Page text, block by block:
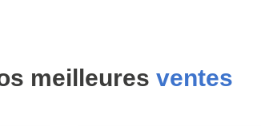
meilleures ventes